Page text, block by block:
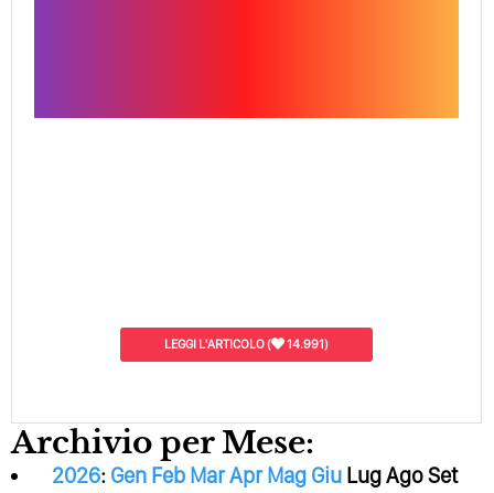
LEGGI L'ARTICOLO( 14.991)
Archivio per Mese:
2026: Gen Feb MarApr Mag Giu LugAgoSet